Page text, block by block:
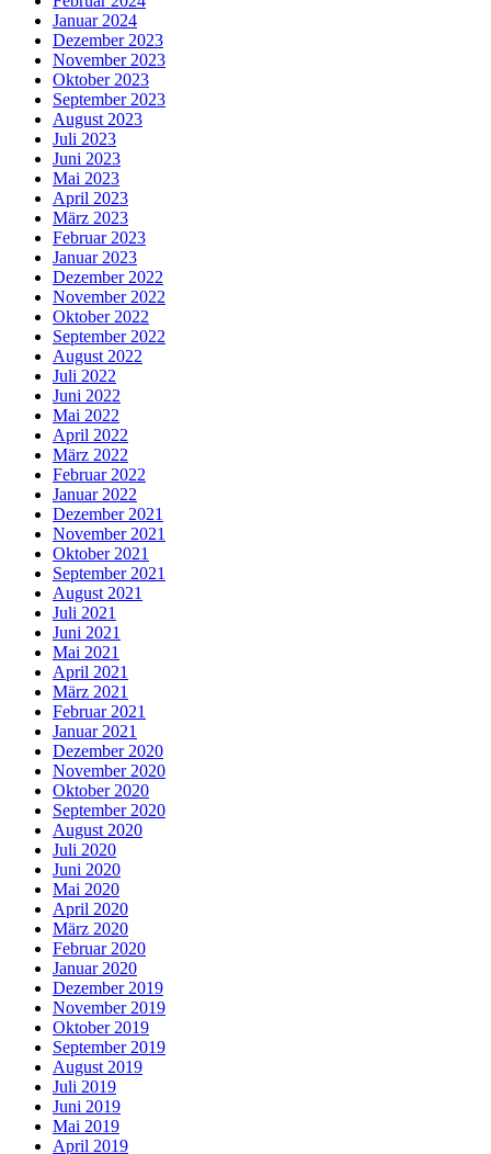
Januar 2024
Dezember 2023
November 2023
Oktober 2023
September 2023
August 2023
Juli 2023
Juni 2023
Mai 2023
April 2023
März 2023
Februar 2023
Januar 2023
Dezember 2022
November 2022
Oktober 2022
September 2022
August 2022
Juli 2022
Juni 2022
Mai 2022
April 2022
März 2022
Februar 2022
Januar 2022
Dezember 2021
November 2021
Oktober 2021
September 2021
August 2021
Juli 2021
Juni 2021
Mai 2021
April 2021
März 2021
Februar 2021
Januar 2021
Dezember 2020
November 2020
Oktober 2020
September 2020
August 2020
Juli 2020
Juni 2020
Mai 2020
April 2020
März 2020
Februar 2020
Januar 2020
Dezember 2019
November 2019
Oktober 2019
September 2019
August 2019
Juli 2019
Juni 2019
Mai 2019
April 2019